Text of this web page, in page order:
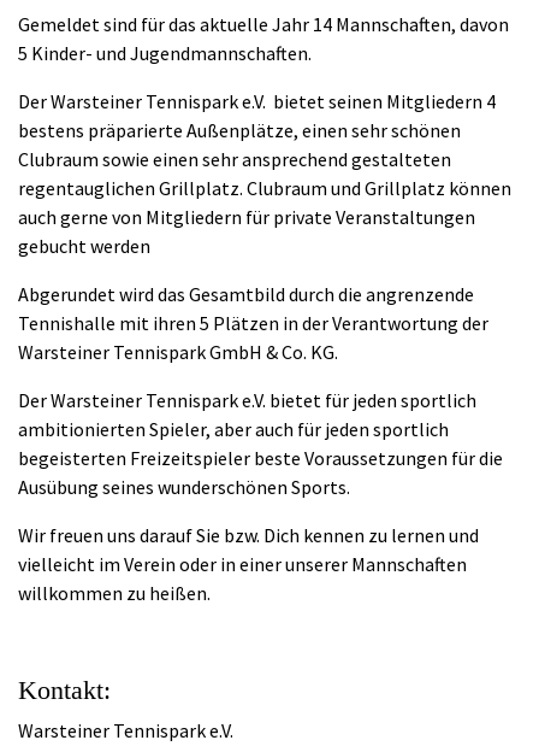
Gemeldet sind für das aktuelle Jahr 14 Mannschaften, davon
5 Kinder- und Jugendmannschaften.
Der Warsteiner Tennispark e.V. bietet seinen Mitgliedern 4
bestens präparierte Außenplätze, einen sehr schönen
Clubraum sowie einen sehr ansprechend gestalteten
regentauglichen Grillplatz. Clubraum und Grillplatz können
auch gerne von Mitgliedern für private Veranstaltungen
gebucht werden
Abgerundet wird das Gesamtbild durch die angrenzende
Tennishalle mit ihren 5 Plätzen in der Verantwortung der
Warsteiner Tennispark GmbH & Co. KG.
Der Warsteiner Tennispark e.V. bietet für jeden sportlich
ambitionierten Spieler, aber auch für jeden sportlich
begeisterten Freizeitspieler beste Voraussetzungen für die
Ausübung seines wunderschönen Sports.
Wir freuen uns darauf Sie bzw. Dich kennen zu lernen und
vielleicht im Verein oder in einer unserer Mannschaften
willkommen zu heißen.
Kontakt:
Warsteiner Tennispark e.V.